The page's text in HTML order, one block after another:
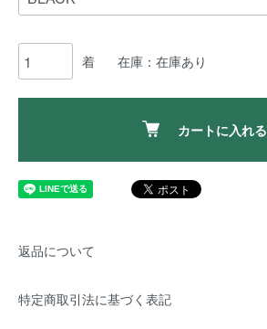
着 在庫：在庫あり
カートに入れる
返品について
特定商取引法に基づく表記